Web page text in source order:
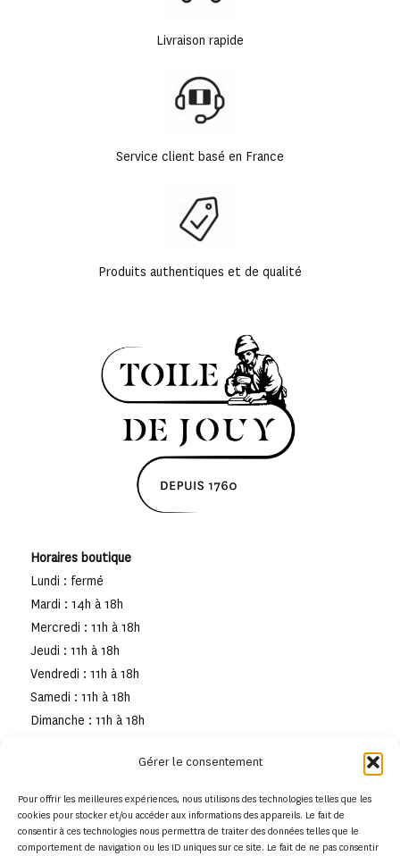
Gérer le consentement
Pour offrir les meilleures expériences, nous utilisons des technologies telles que les
cookies pour stocker et/ou accéder aux informations des appareils. Le fait de
consentir à ces technologies nous permettra de traiter des données telles que le
comportement de navigation ou les ID uniques sur ce site. Le fait de ne pas consentir
Livraison rapide
Service client basé en France
Produits authentiques et de qualité
Horaires boutique
Lundi : fermé
Mardi : 14h à 18h
Mercredi : 11h à 18h
Jeudi : 11h à 18h
Vendredi : 11h à 18h
Samedi : 11h à 18h
Dimanche : 11h à 18h